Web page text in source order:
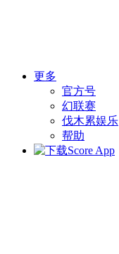
更多
官方号
幻联赛
伐木累娱乐
帮助